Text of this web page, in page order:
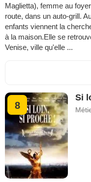
Maglietta), femme au
route, dans un auto-grill.
enfants viennent la
à la maison.Elle se
Venise, ville qu'elle ...
8
Si